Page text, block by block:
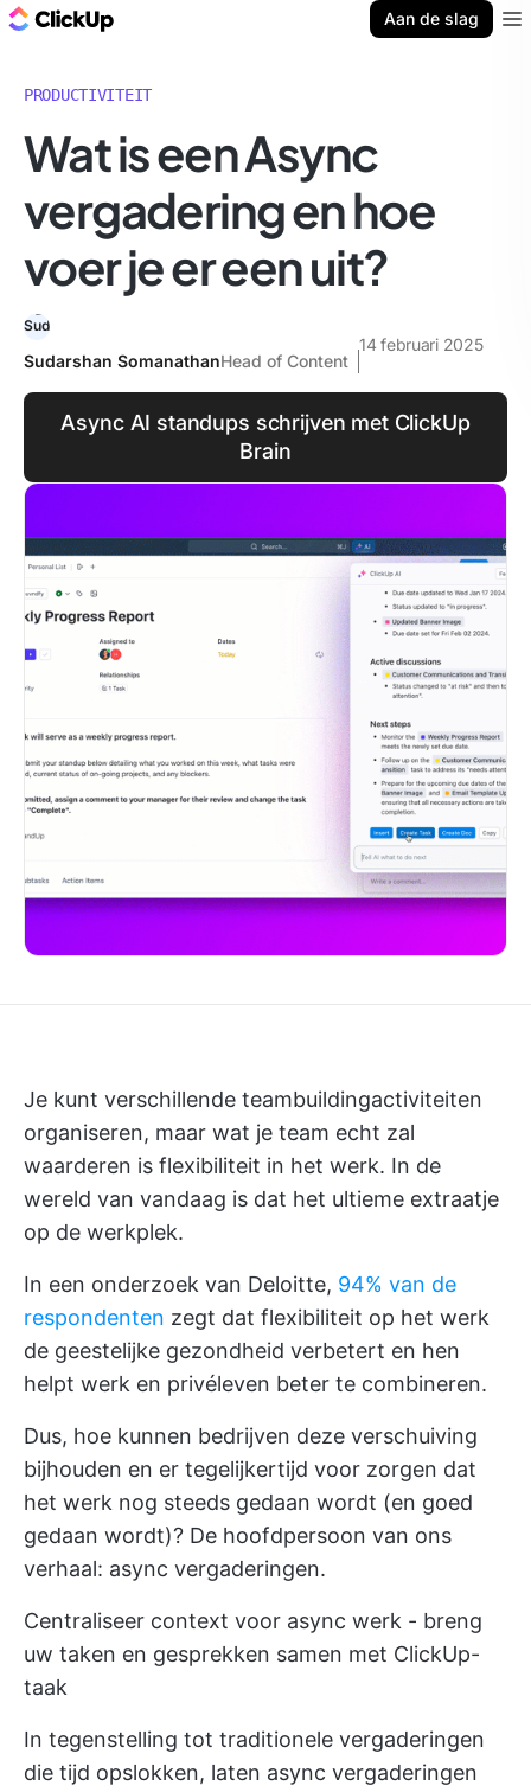
Aan de slag
PRODUCTIVITEIT
Wat is een Async
vergadering en hoe
voer je er een uit?
Sudarshan SomanathanHead of Content
14 februari 2025
Async AI standups schrijven met ClickUp
Brain
Je kunt verschillende teambuildingactiviteiten
organiseren, maar wat je team echt zal
waarderen is flexibiliteit in het werk. In de
wereld van vandaag is dat het ultieme extraatje
op de werkplek.
In een onderzoek van Deloitte, 94% van de
respondenten zegt dat flexibiliteit op het werk
de geestelijke gezondheid verbetert en hen
helpt werk en privéleven beter te combineren.
Dus, hoe kunnen bedrijven deze verschuiving
bijhouden en er tegelijkertijd voor zorgen dat
het werk nog steeds gedaan wordt (en goed
gedaan wordt)? De hoofdpersoon van ons
verhaal: async vergaderingen.
Centraliseer context voor async werk - breng
uw taken en gesprekken samen met ClickUp-
taak
In tegenstelling tot traditionele vergaderingen
die tijd opslokken, laten async vergaderingen